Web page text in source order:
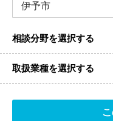
相談分野を選択する
取扱業種を選択する